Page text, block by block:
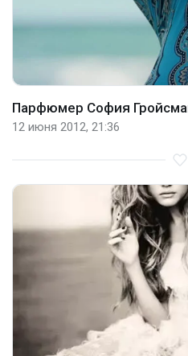
Парфюмер София
12 июня 2012, 21:36